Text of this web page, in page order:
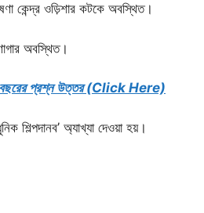
কেন্দ্র ওড়িশার কটকে অবস্থিত।
অবস্থিত।
বছরের প্রশ্ন উত্তর (Click Here)
শিল্পদানব’ অ্যাখ্যা দেওয়া হয়।